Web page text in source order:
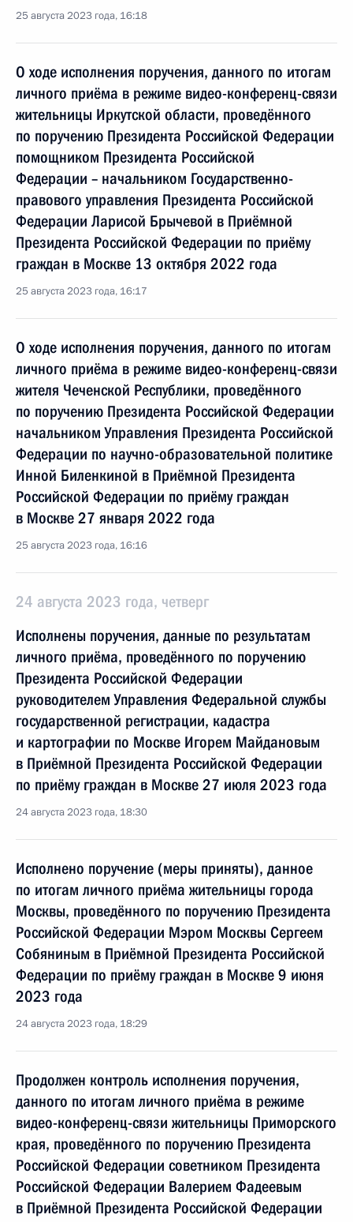
25 августа 2023 года, 16:18
О ходе исполнения поручения, данного по итогам
личного приёма в режиме видео-конференц-связи
жительницы Иркутской области, проведённого
по поручению Президента Российской Федерации
помощником Президента Российской
Федерации – начальником Государственно-
правового управления Президента Российской
Федерации Ларисой Брычевой в Приёмной
Президента Российской Федерации по приёму
граждан в Москве 13 октября 2022 года
25 августа 2023 года, 16:17
О ходе исполнения поручения, данного по итогам
личного приёма в режиме видео-конференц-связи
жителя Чеченской Республики, проведённого
по поручению Президента Российской Федерации
начальником Управления Президента Российской
Федерации по научно-образовательной политике
Инной Биленкиной в Приёмной Президента
Российской Федерации по приёму граждан
в Москве 27 января 2022 года
25 августа 2023 года, 16:16
24 августа 2023 года, четверг
Исполнены поручения, данные по результатам
личного приёма, проведённого по поручению
Президента Российской Федерации
руководителем Управления Федеральной службы
государственной регистрации, кадастра
и картографии по Москве Игорем Майдановым
в Приёмной Президента Российской Федерации
по приёму граждан в Москве 27 июля 2023 года
24 августа 2023 года, 18:30
Исполнено поручение (меры приняты), данное
по итогам личного приёма жительницы города
Москвы, проведённого по поручению Президента
Российской Федерации Мэром Москвы Сергеем
Собяниным в Приёмной Президента Российской
Федерации по приёму граждан в Москве 9 июня
2023 года
24 августа 2023 года, 18:29
Продолжен контроль исполнения поручения,
данного по итогам личного приёма в режиме
видео-конференц-связи жительницы Приморского
края, проведённого по поручению Президента
Российской Федерации советником Президента
Российской Федерации Валерием Фадеевым
в Приёмной Президента Российской Федерации